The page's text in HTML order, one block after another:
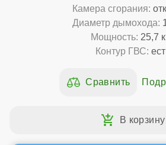
Камера сгорания:
Диаметр дымохода:
Мощность: 25,7
Контур ГВС: